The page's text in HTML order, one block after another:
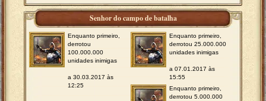
Senhor do campo de batalha
Enquanto primeiro,
derrotou
100.000.000
unidades inimigas
a 30.03.2017 às
12:25
Enquanto primeiro,
derrotou 25.000.000
unidades inimigas
a 07.01.2017 às
15:55
Enquanto primeiro,
derrotou 5.000.000